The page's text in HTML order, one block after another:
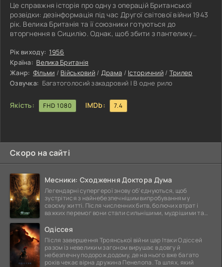
Це справжня історія про одну з операцій Британської
розвідки: дезінформація під час Другої світової війни 1943
рік. Велика Британія та її союзники готуються до
вторгнення в Сицилію. Однак, щоб збити з пантелику
дезінформацію, стверджуючи, що метою вторгнення є
Греція. У цій статті ми розповімо про фантастичну
операцію, яку провела британська розвідка під час Другої
світової війни. Створення ілюзії Рішення британської
розвідки було простим, але
Рік виходу: 1956
Країна: Велика Британія
Жанр: Фільми / Військовий / Драма / Історичний/ Трилер
Озвучка: Багатоголосий закадровий | В одне рило
Якість: FHD 1080 IMDb: 7.4
Скоро на сайті
Месники: Сходження Доктора Дума
Легендарні супергерої знову об'єднуються, щоб
зустрітися з найнебезпечнішим випробуванням у
своєму житті. Після численних битв, болючих втрат і
важких перемог вони стали сильнішими, мудрішими та
Одіссея
Після завершення Троянської війни цар Ітаки Одіссей
разом із невеликим загоном вирушає в довгу й
небезпечну подорож додому, де на нього вже багато
років чекає вірна дружина Пенелопа. Та шлях, який